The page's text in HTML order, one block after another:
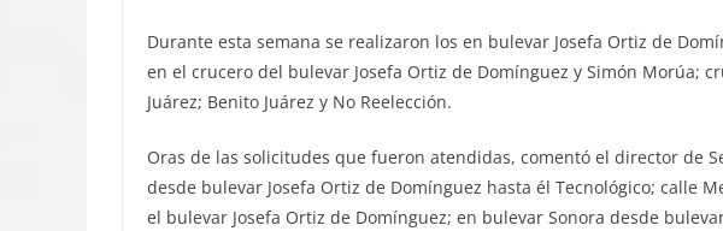
Durante esta semana se realizaron los en bulevar Josefa Ortiz de
en el crucero del bulevar Josefa Ortiz de Domínguez y Simón Morúa;
Juárez; Benito Juárez y No Reelección.
Oras de las solicitudes que fueron atendidas, comentó el director de
desde bulevar Josefa Ortiz de Domínguez hasta él Tecnológico; calle
el bulevar Josefa Ortiz de Domínguez; en bulevar Sonora desde